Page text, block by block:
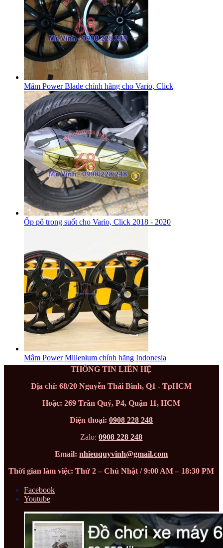
Mâm Power Blade chính hãng cho Vario, Click
Ốp pô trong suốt cho Vario, Click 2018 - 2020
Mâm Power Millenium chính hãng Indonesia
THÔNG TIN LIÊN HỆ
Địa chỉ: 68/20 Nguyễn Thái Bình, Q1 - TpHCM
Hoặc: 269 Trần Quý, P4, Quận 11, HCM
Điện thoại:0908 228 248
Zalo:0908 228 248
Email:nhieuquyvinh@gmail.com
Thời gian làm việc: Thứ 2 – Chủ Nhật / 9:00 AM – 18:30 PM
Facebook
Youtube